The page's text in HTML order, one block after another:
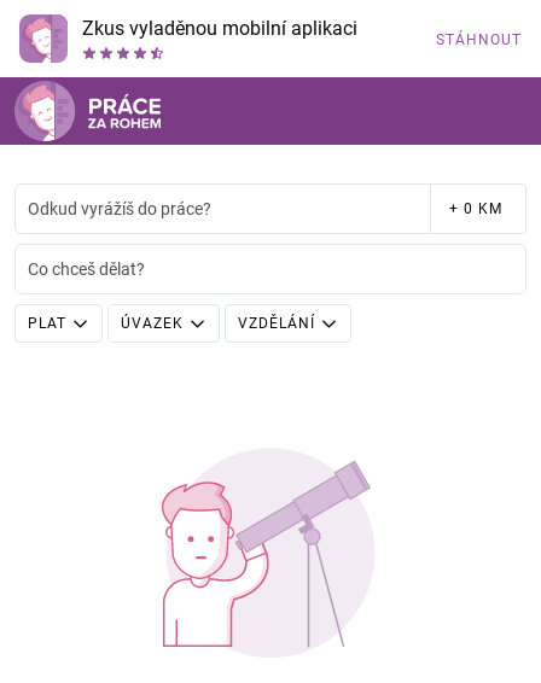
Zkus vyladěnou mobilní aplikaci STÁHNOUT
Odkud vyrážíš do práce? + 0 KM
Co chceš dělat?
PLAT ÚVAZEK VZDĚLÁNÍ